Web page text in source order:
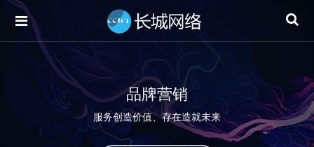
品牌营销
服务创造价值、存在造就未来